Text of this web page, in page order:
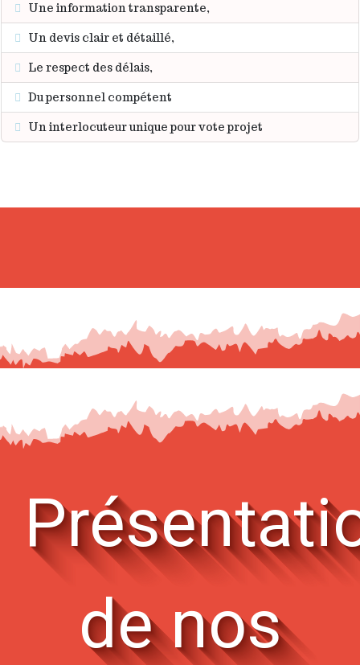
Une information transparente,
Un devis clair et détaillé,
Le respect des délais,
Du personnel compétent
Un interlocuteur unique pour vote projet
de nos